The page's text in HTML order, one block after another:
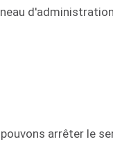
arrêter le